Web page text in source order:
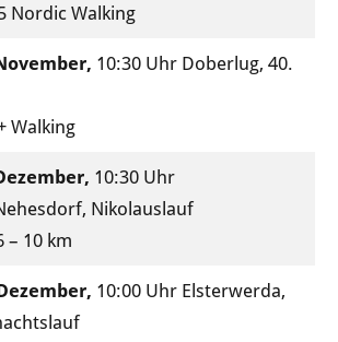
Nordic Walking
10:30 Uhr Doberlug, 40.
Walking
10:30 Uhr
Nikolauslauf
– 10 km
10:00 Uhr Elsterwerda,